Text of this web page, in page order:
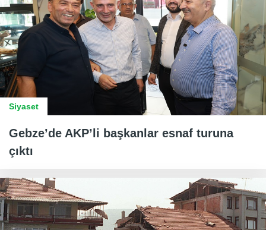
Siyaset
Gebze’de AKP’li başkanlar esnaf turuna
çıktı